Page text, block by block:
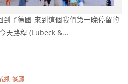
了德國 來到這個我們第一晚停留的
天路程 (Lubeck &…
腳,餐廳